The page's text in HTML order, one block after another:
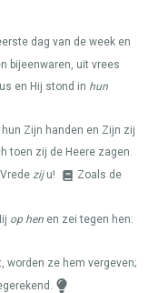
dag van de week en
bijeenwaren, uit vrees
en Hij stond in hun
Zijn handen en Zijn zij
toen zij de Heere zagen.
ziju!
Zoals de
op hen en zei tegen hen:
worden ze hem vergeven;